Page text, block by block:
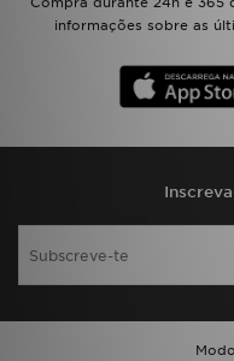
informações sobre as